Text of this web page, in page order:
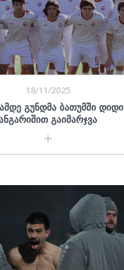
18/11/2025
ᲒᲣᲜᲓᲛᲐ ᲑᲐᲗᲣᲛᲨᲘ ᲓᲘᲓᲘ
ᲒᲐᲘᲛᲐᲠᲯᲕᲐ